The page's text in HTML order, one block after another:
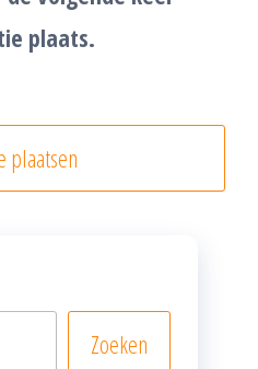
plaats.
Zoeken